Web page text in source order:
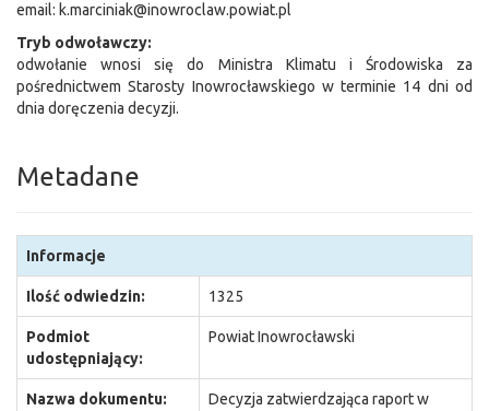
email: k.marciniak@inowroclaw.powiat.pl
Tryb odwoławczy:
odwołanie wnosi się do Ministra Klimatu i Środowiska za
pośrednictwem Starosty Inowrocławskiego w terminie 14 dni od
dnia doręczenia decyzji.
Metadane
Informacje
Ilość odwiedzin: 1325
Podmiot
udostępniający:
Powiat Inowrocławski
Nazwa dokumentu:
Decyzja zatwierdzająca raport w